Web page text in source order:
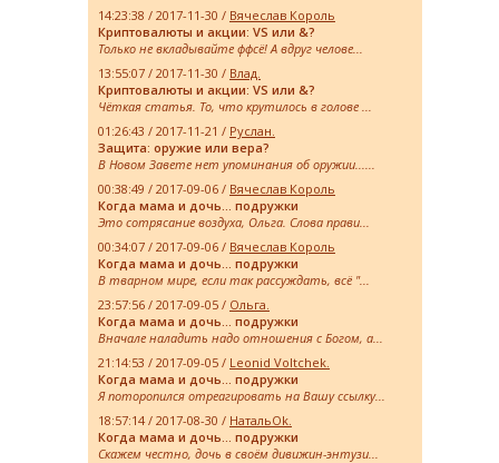
14:23:38 / 2017-11-30 / Вячеслав Король
Криптовалюты и акции: VS или &?
Только не вкладывайте ффсё! А вдруг челове...
13:55:07 / 2017-11-30 / Влад.
Криптовалюты и акции: VS или &?
Чёткая статья. То, что крутилось в голове ...
01:26:43 / 2017-11-21 / Руслан.
Защита: оружие или вера?
В Новом Завете нет упоминания об оружии......
00:38:49 / 2017-09-06 / Вячеслав Король
Когда мама и дочь… подружки
Это сотрясание воздуха, Ольга. Слова прави...
00:34:07 / 2017-09-06 / Вячеслав Король
Когда мама и дочь… подружки
В тварном мире, если так рассуждать, всё "...
23:57:56 / 2017-09-05 / Ольга.
Когда мама и дочь… подружки
Вначале наладить надо отношения с Богом, а...
21:14:53 / 2017-09-05 / Leonid Voltchek.
Когда мама и дочь… подружки
Я поторопился отреагировать на Вашу ссылку...
18:57:14 / 2017-08-30 / НатальOk.
Когда мама и дочь… подружки
Скажем честно, дочь в своём дивижин-энтузи...